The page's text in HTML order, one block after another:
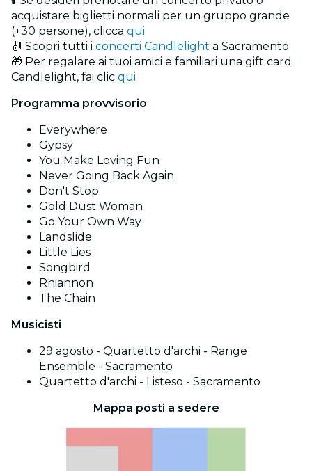
acquistare biglietti normali per un gruppo grande
(+30 persone), clicca qui
🎻 Scopri tutti i concerti Candlelight a Sacramento
🎁 Per regalare ai tuoi amici e familiari una gift card
Candlelight, fai clic qui
Programma provvisorio
Everywhere
Gypsy
You Make Loving Fun
Never Going Back Again
Don't Stop
Gold Dust Woman
Go Your Own Way
Landslide
Little Lies
Songbird
Rhiannon
The Chain
Musicisti
29 agosto - Quartetto d'archi - Range
Ensemble - Sacramento
Quartetto d'archi - Listeso - Sacramento
Mappa posti a sedere